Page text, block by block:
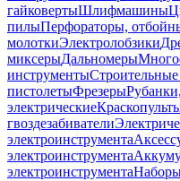
гайковертыШлифмашины
пилыПерфораторы,
молоткиЭлектролобзики
миксерыДальномеры
инструменты
пистолетыФрезеры
электрические
гвоздезабиватели
электроинструмента
электроинструмента
электроинструмента